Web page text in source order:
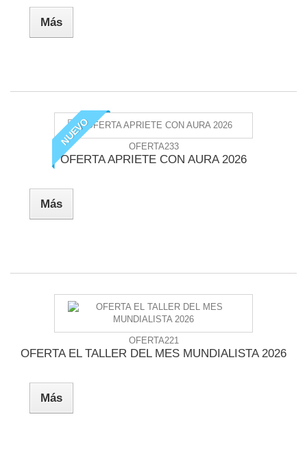
Más
NUEVO OFERTA233
OFERTA APRIETE CON AURA 2026
Más
OFERTA221
OFERTA EL TALLER DEL MES MUNDIALISTA 2026
Más